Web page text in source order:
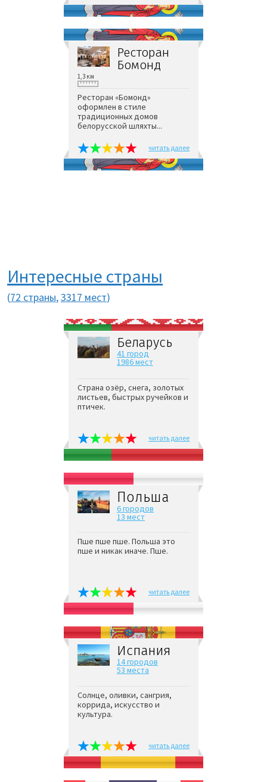
Ресторан
Бомонд
1,3 км
Ресторан «Бомонд»
оформлен в стиле
традиционных домов
белорусской шляхты...
читать далее
Интересные страны
(72 страны,3317 мест)
Беларусь
41 город
1986 мест
Страна озёр, снега, золотых
листьев, быстрых ручейков и
птичек.
читать далее
Польша
6 городов
13 мест
Пше пше пше. Польша это
пше и никак иначе. Пше.
читать далее
Испания
14 городов
53 места
Солнце, оливки, сангрия,
коррида, искусство и
культура.
читать далее